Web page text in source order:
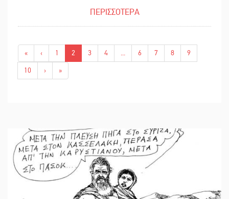
ΠΕΡΙΣΣΟΤΕΡΑ
« ‹ 1 2 3 4 ... 6 7 8
9
10
› »